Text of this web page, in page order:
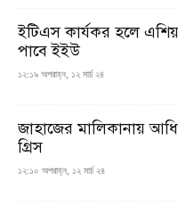
ইটিএস কার্যকর হলে
পাবে ইইউ
১২:১৯ অপরাহ্ন, ১২ মার্চ ২৪
জাহাজের মালিকানায়
গ্রিস
১২:১০ অপরাহ্ন, ১২ মার্চ ২৪